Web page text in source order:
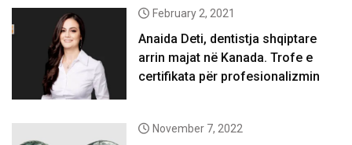
February 2, 2021
Anaida Deti, dentistja shqiptare
arrin majat në Kanada. Trofe e
certifikata për profesionalizmin
November 7, 2022